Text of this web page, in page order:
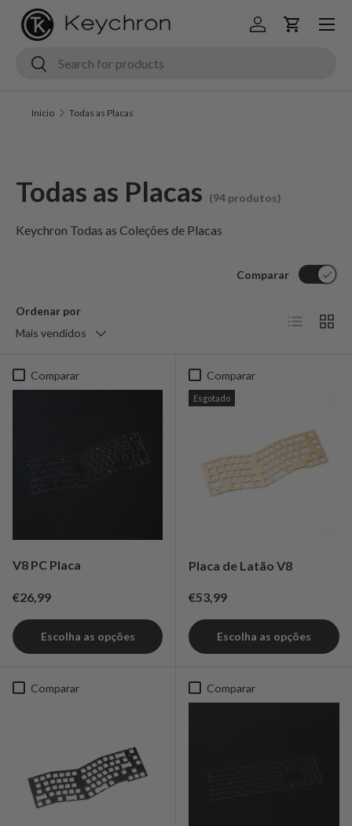
Ir para o conteúdo
Pesquisar
Pesquisar
Iniciar sessão
Carrinho
Menu
Início Todas as Placas
Todas as Placas (94 produtos)
Keychron Todas as Coleções de Placas
Ordenar por
Mais vendidos
Comparar
Lista Grelha
Comparar
V8 PC Placa
Preço normal
€26,99
Escolha as opções
Comparar
Esgotado
Placa de Latão V8
Preço normal
€53,99
Escolha as opções
Comparar Comparar